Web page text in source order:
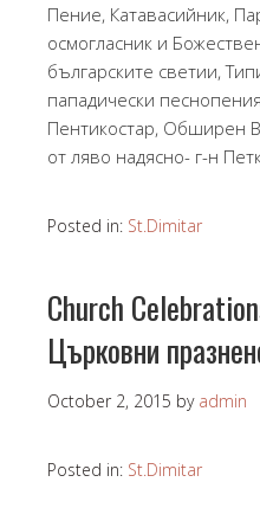
Пение, Катавасийник,
осмогласник и
българските светии,
пападически
Пентикостар, Обширен
от ляво надясно- г-н
Posted in: St.Dimitar
Church
Църковни
October 2, 2015 by admin
Posted in: St.Dimitar